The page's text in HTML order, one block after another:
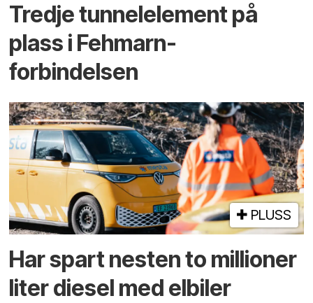
Tredje tunnel­element på
plass i Fehmarn-
forbindelsen
PLUSS
Har spart nesten to millioner
liter diesel med elbiler